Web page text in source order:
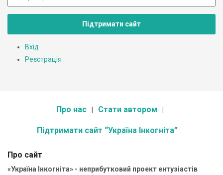
Підтримати сайт
Вхід
Реєстрація
Про нас Стати автором
Підтримати сайт “Україна Інкогніта”
Про сайт
«Україна Інкогніта» - неприбутковий проект ентузіастів